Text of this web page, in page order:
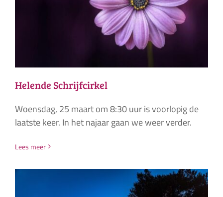
Helende Schrijfcirkel
Woensdag, 25 maart om 8:30 uur is voorlopig de
laatste keer. In het najaar gaan we weer verder.
Lees meer